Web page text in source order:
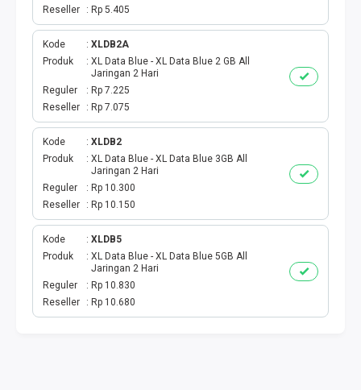
TOKEN LISTRIK
PAKET TLP SMS
VOUCHER DIGITAL
UANG ELEKTRONIK
TAGIHAN
BELANJA ONLINE
TV BERBAYAR
Reseller
Rp 5.405
Kode
XLDB2A
Produk
XL Data Blue - XL Data Blue 2 GB All
Jaringan 2 Hari
Reguler
Rp 7.225
Reseller
Rp 7.075
Kode
XLDB2
Produk
XL Data Blue - XL Data Blue 3GB All
Jaringan 2 Hari
Reguler
Rp 10.300
Reseller
Rp 10.150
Kode
XLDB5
Produk
XL Data Blue - XL Data Blue 5GB All
Jaringan 2 Hari
Reguler
Rp 10.830
Reseller
Rp 10.680